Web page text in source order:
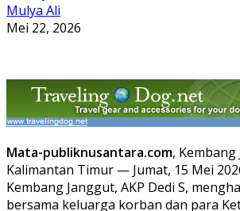
Mulya Ali
Mei 22, 2026
Mata-publiknusantara.com, Kembang
Kalimantan Timur — Jumat, 15 Mei
Kembang Janggut, AKP Dedi S,
bersama keluarga korban dan para